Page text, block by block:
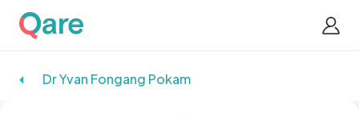
Dr Yvan Fongang Pokam